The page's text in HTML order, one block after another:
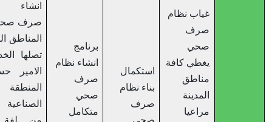
غياب نظام
يغطي كافة
استكمال
بناء نظام
انشاء نظام
صرف
صحي
متكامل
انشاء شبكة
صرف صحي في
المناطق التي لم
تصلها الخدمة –
الامير حسن ،
المنطقة
الصناعية وجزء
من لفة البلد